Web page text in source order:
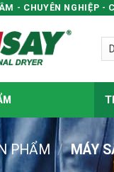
- CHUYÊN NGHIỆP -
PHẨM / MÁY